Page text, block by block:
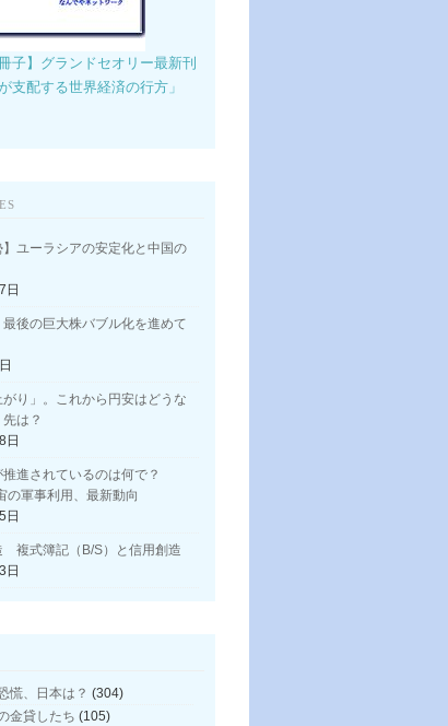
子】グランドセオリー最新刊
支配する世界経済の行方」
】ユーラシアの安定化と中国の
日
後の巨大株バブル化を進めて
り」。これから円安はどうな
は？
日
進されているのは何で？
軍事利用、最新動向
日
複式簿記（B/S）と信用創造
日
慌、日本は？ (304)
金貸したち (105)